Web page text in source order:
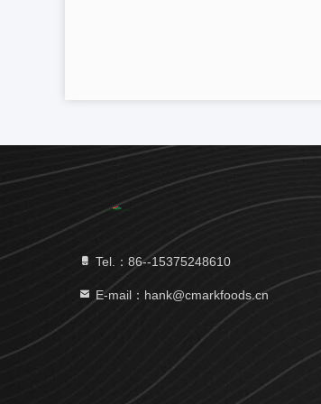
Tel.：86--15375248610
E-mail：hank@cmarkfoods.cn